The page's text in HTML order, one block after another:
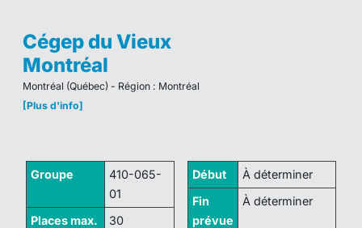
Cégep du Vieux
Montréal
Montréal (Québec) - Région : Montréal
[Plus d'info]
Groupe
410-065-
01
Places max.
30
Début
À déterminer
Fin
prévue
À déterminer